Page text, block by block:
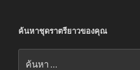
ค้นหาชุดราตรียาวของคุณ